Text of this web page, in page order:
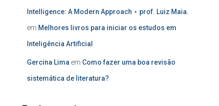
Intelligence: A Modern Approach ⋆ prof. Luiz Maia.
em Melhores livros para iniciar os estudos em
Inteligência Artificial
Gercina Lima em Como fazer uma boa revisão
sistemática de literatura?